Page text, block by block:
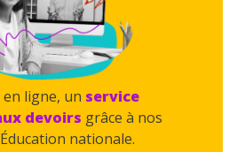
ligne, un service
devoirs grâce à nos
nationale.